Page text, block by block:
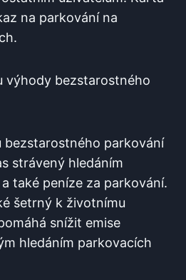
na parkování na
výhody bezstarostného
bezstarostného ⁢parkování
strávený hledáním
také peníze za parkování.
šetrný⁤ k životnímu
snížit emise​
hledáním⁣ parkovacích⁢